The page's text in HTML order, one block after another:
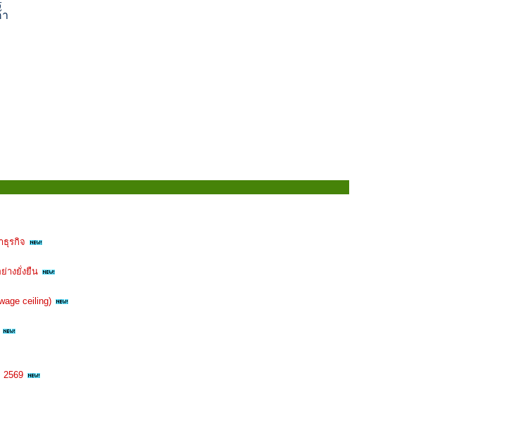
ธุรกิจ
างยั่งยืน
ceiling)
2569